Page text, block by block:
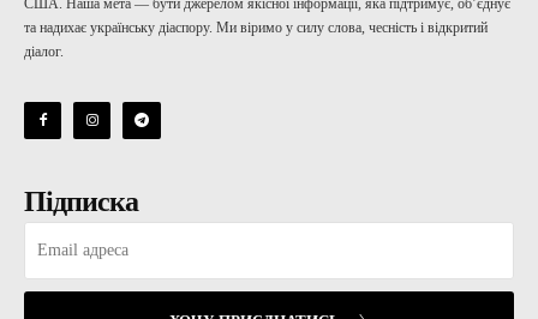
США. Наша мета — бути джерелом якісної інформації, яка підтримує, об’єднує
та надихає українську діаспору. Ми віримо у силу слова, чесність і відкритий
діалог.
Підписка